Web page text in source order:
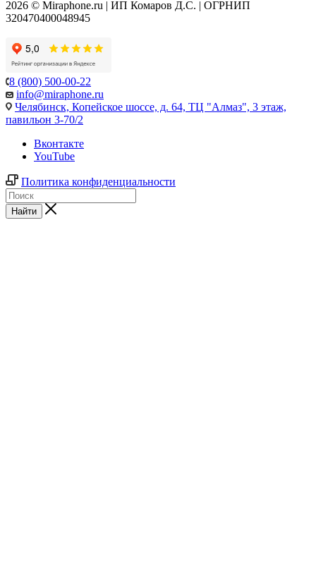
2026 © Miraphone.ru | ИП Комаров Д.С. | ОГРНИП
320470400048945
8 (800) 500-00-22
info@miraphone.ru
Челябинск, Копейское шоссе, д. 64, ТЦ "Алмаз", 3 этаж,
павильон 3-70/2
Вконтакте
YouTube
Политика конфиденциальности
Найти